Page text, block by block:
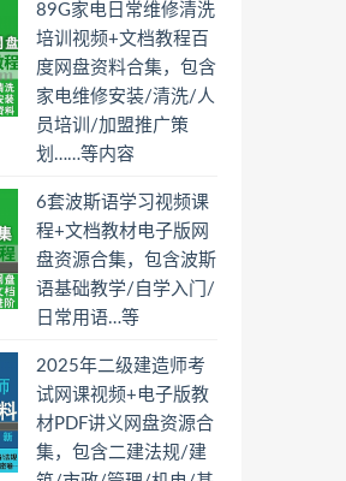
89G家电日常维修清洗
培训视频+文档教程百
度网盘资料合集，包含
家电维修安装/清洗/人
员培训/加盟推广策
划……等内容
6套波斯语学习视频课
程+文档教材电子版网
盘资源合集，包含波斯
语基础教学/自学入门/
日常用语…等
2025年二级建造师考
试网课视频+电子版教
材PDF讲义网盘资源合
集，包含二建法规/建